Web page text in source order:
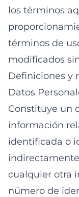
los términos
términos de
modificados
Definiciones y
Datos
Constituye un
información
identificada o
cualquier otra
número de